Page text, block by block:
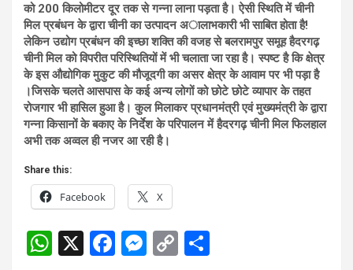
को 200 किलोमीटर दूर तक से गन्ना लाना पड़ता है। ऐसी स्थिति में चीनी
मिल प्रबंधन के द्वारा चीनी का उत्पादन अालाभकारी भी साबित होता है!
लेकिन उद्योग प्रबंधन की इच्छा शक्ति की वजह से बलरामपुर समूह हैदरगढ़
चीनी मिल को विपरीत परिस्थितियों में भी चलाता जा रहा है। स्पष्ट है कि क्षेत्र
के इस औद्योगिक मुकुट की मौजूदगी का असर क्षेत्र के आवाम पर भी पड़ा है
।जिसके चलते आसपास के कई अन्य लोगों को छोटे छोटे व्यापार के तहत
रोजगार भी हासिल हुआ है। कुल मिलाकर प्रधानमंत्री एवं मुख्यमंत्री के द्वारा
गन्ना किसानों के बकाए के निर्देश के परिपालन में हैदरगढ़ चीनी मिल फिलहाल
अभी तक अव्वल ही नजर आ रही है।
Share this:
Facebook X
W X
F
M C